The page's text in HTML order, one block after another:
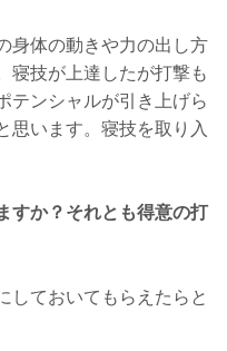
身体の動きや力の出し方
寝技が上達したが打撃も
テンシャルが引き上げら
思います。寝技を取り入
か？それとも得意の打
しておいてもらえたらと